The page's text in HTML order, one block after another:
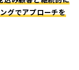
グでアプローチを